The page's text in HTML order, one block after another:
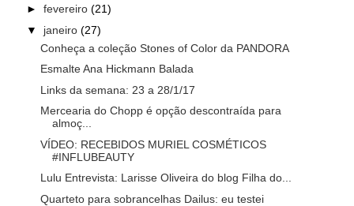
► fevereiro (21)
▼ janeiro (27)
Conheça a coleção Stones of Color da PANDORA
Esmalte Ana Hickmann Balada
Links da semana: 23 a 28/1/17
Mercearia do Chopp é opção descontraída para
almoç...
VÍDEO: RECEBIDOS MURIEL COSMÉTICOS
#INFLUBEAUTY
Lulu Entrevista: Larisse Oliveira do blog Filha do...
Quarteto para sobrancelhas Dailus: eu testei